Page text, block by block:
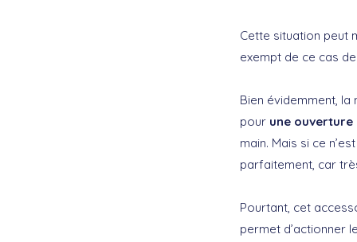
Cette situation peut
exempt de ce cas
Bien évidemment,
pour une
main. Mais si ce
parfaitement, car
Pourtant, cet
permet d’actionner